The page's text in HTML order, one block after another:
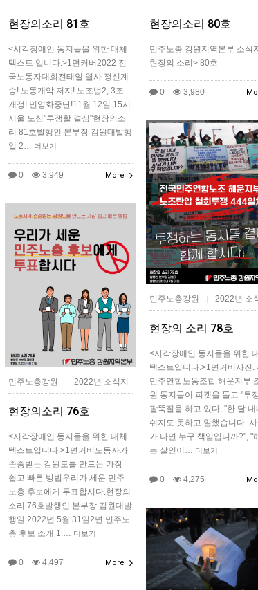
현장의소리 81호
<시각장애인 동지들을 위한 대체
텍스트 입니다.>1면커버​2022 전
국노동자대회전태일 열사 정신계
승! 노동개악 저지! 노조법2, 3조
개정! 민영화중단!11월 12일 15시
서울 도심"투쟁할 결심"현장의소
리 81호발행인 본부장 김원대발행
일 2… 더보기
0 3,949 More
현장의소리 80호
민주노총 강원지역본부 소식
현장의 소리> 80호
0 3,980
민주노총강원 | 2022년 소
현장의 소리 78호
<시각장애인 동지들을 위한
텍스트입니다.>1면커버​사진.
민주연합노동조합 해운지부
원 동지들이 피켓을 들고 "투
팔뚝질을 하고 있다. "한 달 내
쉬지도 못하고 일했습니다.
가 나면 누구 책임입니까?", "
는 살인이… 더보기
0 4,275
민주노총강원 | 2022년 소식지
현장의소리 76호
<시각장애인 동지들을 위한 대체
텍스트입니다.>1면커버노동자가
존중받는 강원도를 만드는 가장
쉽고 빠른 방법우리가 세운 민주
노총 후보에게 투표합시다.현장의
소리 76호발행인 본부장 김원대발
행일 2022년 5월 31일2면 민주노
총 후보 소개 1.… 더보기
0 4,497 More